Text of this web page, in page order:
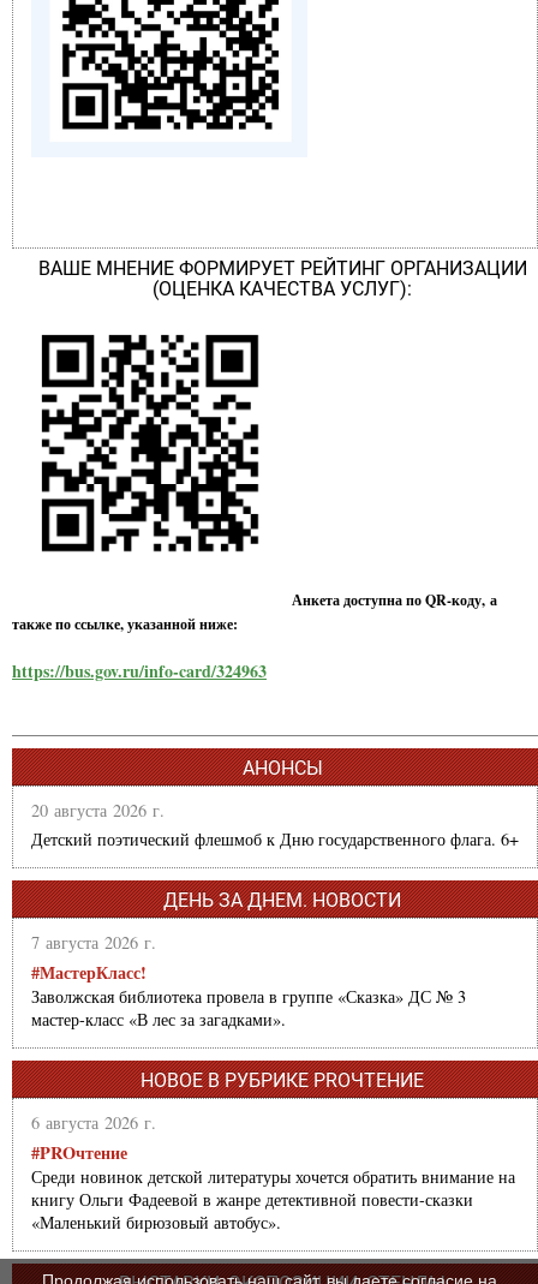
ВАШЕ МНЕНИЕ ФОРМИРУЕТ РЕЙТИНГ ОРГАНИЗАЦИИ
(ОЦЕНКА КАЧЕСТВА УСЛУГ):
Анкета доступна по QR-коду, а
также по ссылке, указанной ниже:
https://bus.gov.ru/info-card/324963
АНОНСЫ
20 августа 2026 г.
Детский поэтический флешмоб к Дню государственного флага. 6+
ДЕНЬ ЗА ДНЕМ. НОВОСТИ
7 августа 2026 г.
#МастерКласс!
Заволжская библиотека провела в группе «Сказка» ДС № 3
мастер-класс «В лес за загадками».
НОВОЕ В РУБРИКЕ PROЧТЕНИЕ
6 августа 2026 г.
#PROчтение
Среди новинок детской литературы хочется обратить внимание на
книгу Ольги Фадеевой в жанре детективной повести-сказки
«Маленький бирюзовый автобус».